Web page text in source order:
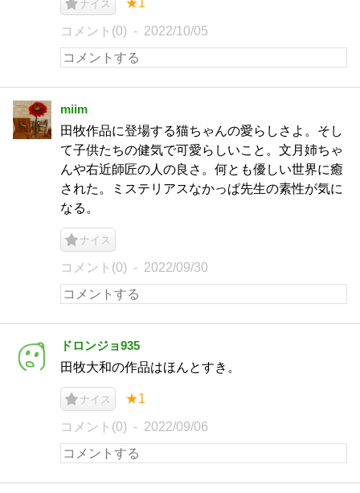
ナイス ★1
コメント(0) 2022/10/05
miim
田牧作品に登場する猫ちゃんの愛らしさよ。そし
て子供たちの健気で可愛らしいこと。文月姉ちゃ
んや右近師匠の人の良さ。何とも優しい世界に癒
された。ミステリアスなかっぱ先生の素性が気に
なる。
ナイス
コメント(0) 2022/09/30
ドロンジョ935
田牧大和の作品はほんとすき。
ナイス ★1
コメント(0) 2022/09/06